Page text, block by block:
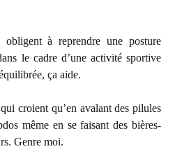
obligent à reprendre une posture
le cadre d’une activité sportive
ça aide.
croient qu’en avalant des pilules
même en se faisant des bières-
Genre moi.